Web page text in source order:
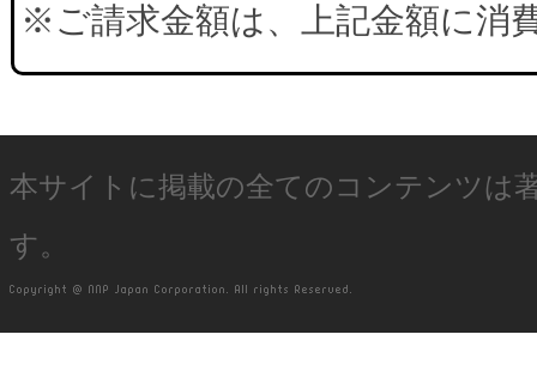
※ご請求金額は、上記金額に消
本サイトに掲載の全てのコンテンツは
す。